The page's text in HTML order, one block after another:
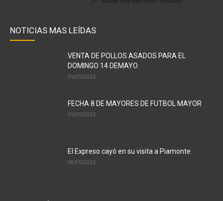
NOTICIAS MAS LEÍDAS
VENTA DE POLLOS ASADOS PARA EL
DOMINGO 14 DEMAYO
05/05/2023
FECHA 8 DE MAYORES DE FUTBOL MAYOR
05/05/2023
El Expreso cayó en su visita a Piamonte
08/05/2023